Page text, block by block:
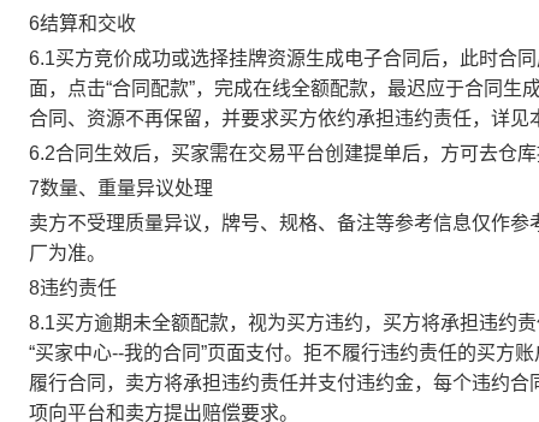
6结算和交收
6.1买方竞价成功或选择挂牌资源生成电子合同后，此时合
面，点击“合同配款”，完成在线全额配款，最迟应于合同
合同、资源不再保留，并要求买方依约承担违约责任，详见
6.2合同生效后，买家需在交易平台创建提单后，方可去仓
7数量、重量异议处理
卖方不受理质量异议，牌号、规格、备注等参考信息仅作
厂为准。
8违约责任
8.1买方逾期未全额配款，视为买方违约，买方将承担违约
“买家中心--我的合同”页面支付。拒不履行违约责任的买方
履行合同，卖方将承担违约责任并支付违约金，每个违约
项向平台和卖方提出赔偿要求。